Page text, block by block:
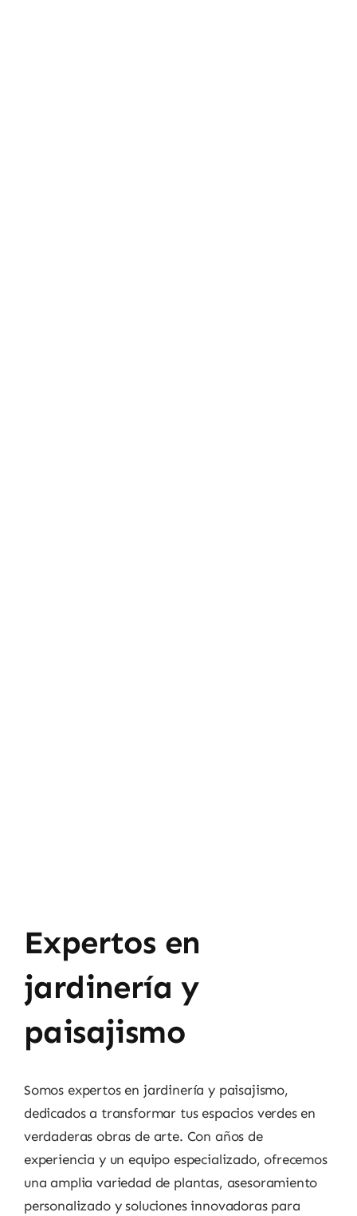
Expertos en
jardinería y
paisajismo
Somos expertos en jardinería y paisajismo,
dedicados a transformar tus espacios verdes en
verdaderas obras de arte. Con años de
experiencia y un equipo especializado, ofrecemos
una amplia variedad de plantas, asesoramiento
personalizado y soluciones innovadoras para